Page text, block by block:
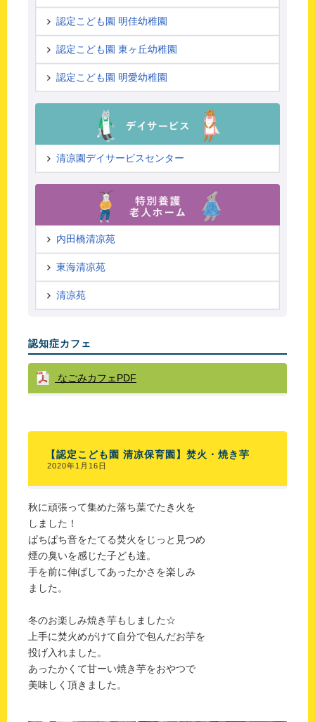
認定こども園 明佳幼稚園
認定こども園 東ヶ丘幼稚園
認定こども園 明愛幼稚園
清凉園デイサービスセンター
内田橋清凉苑
東海清凉苑
清凉苑
認知症カフェ
なごみカフェPDF
【認定こども園 清凉保育園】焚火・焼き芋
2020年1月16日
秋に頑張って集めた落ち葉でたき火を
しました！
ぱちぱち音をたてる焚火をじっと見つめ
煙の臭いを感じた子ども達。
手を前に伸ばしてあったかさを楽しみ
ました。
冬のお楽しみ焼き芋もしました☆
上手に焚火めがけて自分で包んだお芋を
投げ入れました。
あったかくて甘ーい焼き芋をおやつで
美味しく頂きました。